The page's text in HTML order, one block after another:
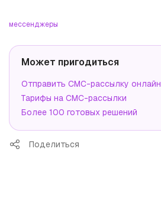
мессенджеры
Может пригодиться
Отправить СМС-рассылку онлайн
Тарифы на СМС-рассылки
Более 100 готовых решений
Поделиться